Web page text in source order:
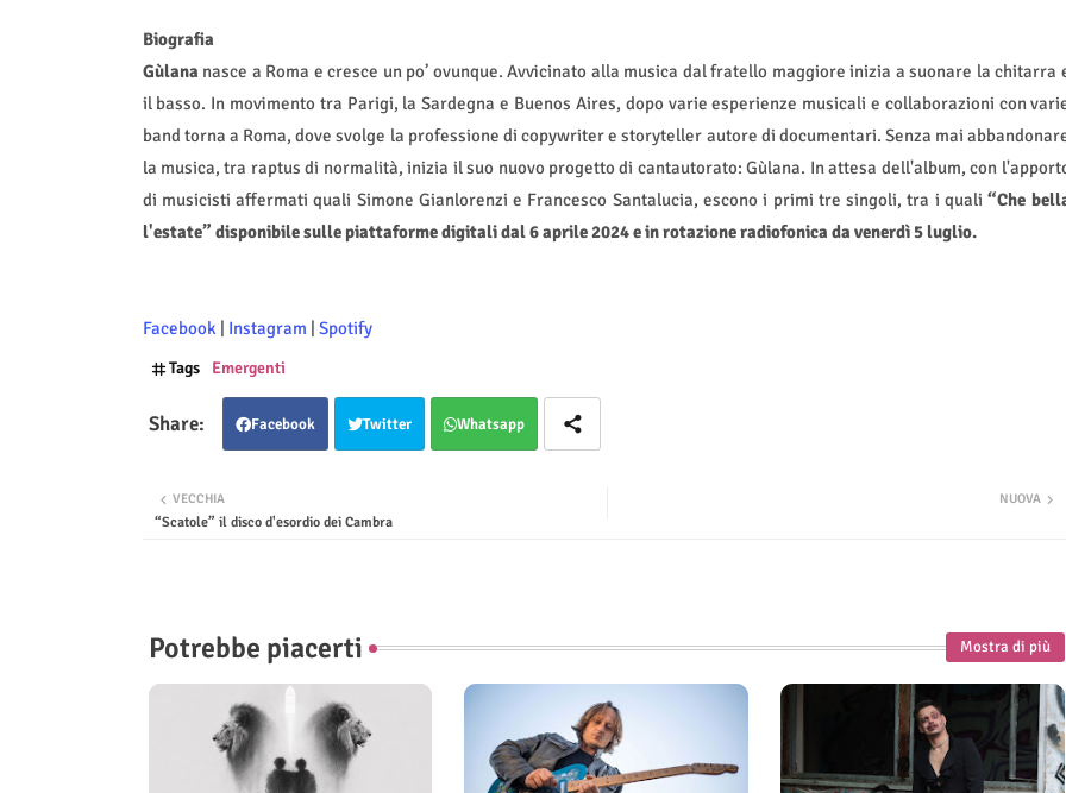
Biografia
Gùlana nasce a Roma e cresce un po’ ovunque. Avvicinato alla musica dal fratello maggiore inizia a suonare la chitarra
il basso. In movimento tra Parigi, la Sardegna e Buenos Aires, dopo varie esperienze musicali e collaborazioni con
band torna a Roma, dove svolge la professione di copywriter e storyteller autore di documentari. Senza mai
la musica, tra raptus di normalità, inizia il suo nuovo progetto di cantautorato: Gùlana. In attesa dell'album, con
di musicisti affermati quali Simone Gianlorenzi e Francesco Santalucia, escono i primi tre singoli, tra i quali“Che
l'estate” disponibile sulle piattaforme digitali dal 6 aprile 2024 e in rotazione radiofonica da venerdì 5 luglio.
Facebook | Instagram | Spotify
Tags Emergenti
Facebook Twitter Whatsapp
NUOVA
VECCHIA
“Scatole” il disco d'esordio dei Cambra
Potrebbe piacerti Mostra di più